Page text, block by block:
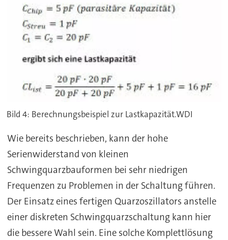
Bild 4: Berechnungsbeispiel zur Lastkapazität.WDI
Wie bereits beschrieben, kann der hohe
Serienwiderstand von kleinen
Schwingquarzbauformen bei sehr niedrigen
Frequenzen zu Problemen in der Schaltung führen.
Der Einsatz eines fertigen Quarzoszillators anstelle
einer diskreten Schwingquarzschaltung kann hier
die bessere Wahl sein. Eine solche Komplettlösung